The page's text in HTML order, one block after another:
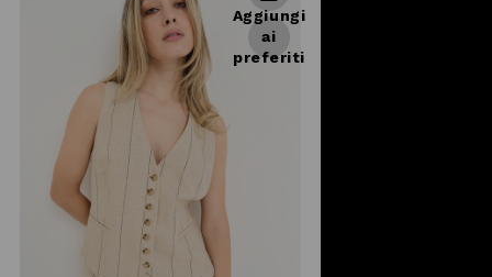
Aggiungi
ai
preferiti